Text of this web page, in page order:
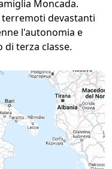
Moncada.
devastanti
l'autonomia e
terza classe.